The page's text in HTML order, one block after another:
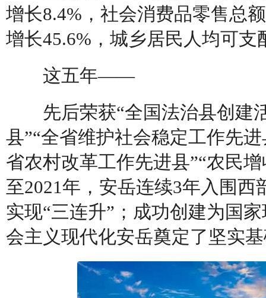
增长8.4%，社会消费品零售总
增长45.6%，城乡居民人均可支
这五年——
先后荣获“全国法治县创建
县”“全省维护社会稳定工作先进
省农村改革工作先进县”“农民
至2021年，安岳连续3年入围
实现“三连升”；成功创建为国
会主义现代化安岳奠定了坚实